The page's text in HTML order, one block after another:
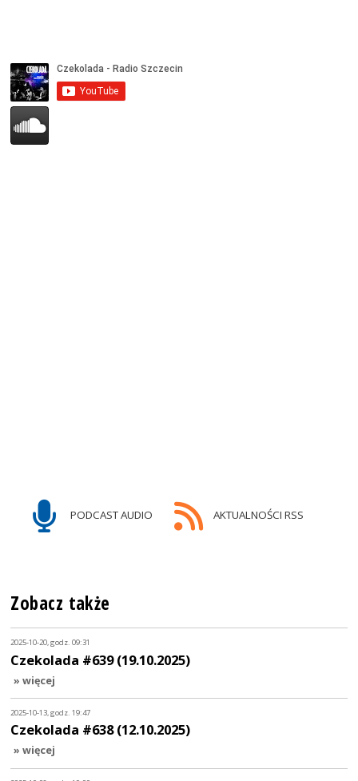
PODCAST AUDIO AKTUALNOŚCI RSS
Zobacz także
2025-10-20, godz. 09:31
Czekolada #639 (19.10.2025)
» więcej
2025-10-13, godz. 19:47
Czekolada #638 (12.10.2025)
» więcej